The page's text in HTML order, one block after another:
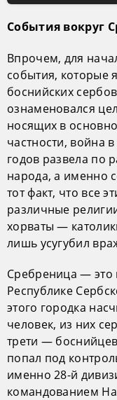
События вокруг
Впрочем, для
события, которые
боснийских
ознаменовался
носящих в
частности, война
годов развела по
народа, а именно
тот факт, что все
различные
хорваты —
лишь усугубил
Сребреница — это
Республике
этого городка
человек, из них
трети —
попал под
именно 28-й
командованием